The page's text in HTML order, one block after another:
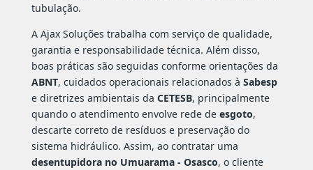
tubulação.
A Ajax Soluções trabalha com serviço de qualidade,
garantia e responsabilidade técnica. Além disso,
boas práticas são seguidas conforme orientações da
ABNT, cuidados operacionais relacionados à Sabesp
e diretrizes ambientais da CETESB, principalmente
quando o atendimento envolve rede de esgoto,
descarte correto de resíduos e preservação do
sistema hidráulico. Assim, ao contratar uma
desentupidora no Umuarama - Osasco, o cliente